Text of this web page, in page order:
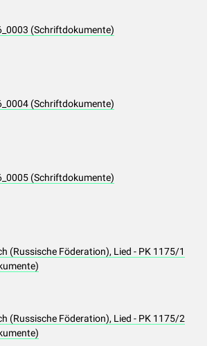
(Schriftdokumente)
(Schriftdokumente)
(Schriftdokumente)
(Russische Föderation), Lied - PK 1175/1
(Russische Föderation), Lied - PK 1175/2